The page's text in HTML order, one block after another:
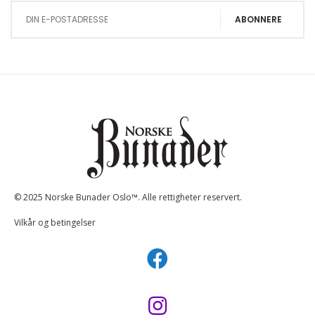
ABONNERE
© 2025 Norske Bunader Oslo™. Alle rettigheter reservert.
Vilkår og betingelser